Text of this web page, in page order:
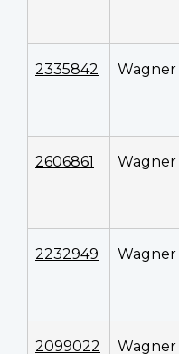
2335842 Wagner
2606861 Wagner
2232949 Wagner
2099022 Wagner